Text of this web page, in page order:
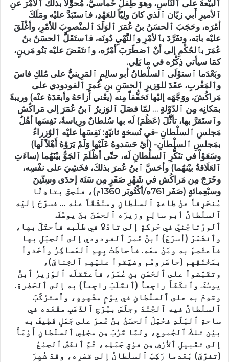
ٱلبيْعةَ على ٱلنّاسِ، وهوَ طِفلٌ خُماسيٌّ، مُحوِّلاً بذلكَ ٱلأمْرَ عنِ
ٱلأميرِ أَبي زيّان ٱلذي كانَ ولِيّاً للعَهْدِ، فٱستَبَدَّ عليْه ومَلَكَ
أمْرَه، وحَجَبَ ٱلحسَنُ بنُ عُمَرَ ٱلوَلَدَ ٱلمنْصوبَ للأمْرِ، وأغْلَقَ
عليْه بابَه، وتفَرَّدَ بٱلأمْرِ وٱلنَّهْيِ دُونَه، فٱستَقَلَّ ٱلحسَنُ بنُ
عُمَرَ بٱلحُكْمِ إلى أنْ ٱضطَرَبَ أمْرُه، وٱنتَفَضَ عليْه بَنُو مَرينٍ،
كمَا سيأتي ذِكْرُه في ما يَلِي.
وبَعْدَما ٱستوْلَى ٱلسلْطانُ أبو سالِمٍ ٱلمَرِينيُّ على مُلكِ فاسَ
وٱلمَغْربِ، عقَدَ للوَزيرِ ٱلحسَنِ بنِ عُمرَ ٱلفودودي على
مَراكُشَ، ووَجَّهَه إليْها تَخفُّفاً مِنه (يعْني أَزاحَهُ وأبعَدَهُ عنْه) وريبةً
بمَكانِه مِن ٱلدّوْلةِ … لمّا فصَلَ ٱلوَزيرُ ٱبنُ عُمَرَ إلى مَراكُش
وٱستَقرَّ بها، تأثَّلَ (عَظُمَ) لَه بها سُلطانٌ ورِياسةٌ، نَفِسَها أهْلُ
مَجلسِ ٱلسلْطانِ -في نُسخةٍ ثانيّةٍ: نَفِسَها عليْه ٱلوُزراءُ
بمَجلسِ ٱلسلْطانِ- (أيْ حَسَدوهُ عَلَيْها وَلَمْ يَرَوْهُ أَهْلاً لَها)
وسَعَوْاْ في تنَكُّرِ ٱلسلْطانِ لَه، حتّى أظْلَمَ ٱلجَوُّ بيْنَهُما (ساءَتِ
ٱلعَلَاقةُ بيْنهُما) وأحَسَّ ٱبنُ عُمرَ بذلكَ، فخَشِيَ على نفْسِه،
وخَرَجَ مِن مَراكُش في شَهْرِ صَفَرٍ مِن سَنَة إحدَى وسِتّينَ
وسبْعِمائةٍ (صَفَر 761ه/أكْتُوبَر 1360م)، فلَحِقَ بتادِلَّا
مُنحَرِفاً عنْ طاعةِ ٱلسلْطانِ ومنْشَقّاً عنْه … فسرَّحَ إليْه
ٱلسلْطانُ أبو سالِمٍ وزيرَه ٱلحسَنَ بنَ يوسُفَ
ٱلورْتاجْنيّ في حَركةٍ إلى تادْلاَ في طلَبه فٱحتَلَّ بها،
وٱنشَمَرَ (أسرَعَ) ٱبنُ عُمرَ ٱلفودودي إلى ٱلجبَلِ بها
فٱعتَصمَ به ومَنْ معَه. فأحاطَتْ بِهِم ٱلعَساكِرُ وأخَذواْ
بمَخْنَقِهِم (حاصَروهُم وضيَّقواْ عليْهم ٱلخِناقَ)،
وتقَبَّضواْ على ٱلحَسَنِ بنِ عُمَرَ، فٱعتَقلَه ٱلوَزيرُ ٱبنُ
يوسُفَ وٱنكَفَأَ راجِعاً (ٱنقَلَبَ راجِعاً) به إلى ٱلحَضْرةِ.
وقدِمَ به على ٱلسلْطانِ في يوْمٍ مشْهودٍ، وٱسترْكَبَ
ٱلسلْطانُ فيه ٱلجُنْدَ وجلَسَ ببُرْجِ ٱلذّهَبِ مقْعَده في
ساحةِ ٱلبَلَدِ فحُمِّلَ ٱلحسَنُ بنُ عُمرَ على جَمَلٍ فَطِيفَ به
بيْن تلكَ ٱلجُموعِ، ولمَّا قَرُبَ مِن مجْلِسِ ٱلسلْطانِ أَوْمَأَ
إلى تقْبيلِ ٱلأرْضِ مِن فوْقِ جَمَلِه، ثُمَّ ٱنفَضَّ ٱلجمْعُ
(تفرَّقَ) بَعْدما رَكِبَ ٱلسلْطانُ إلى قصْرِه، وقدْ شُهِرَ